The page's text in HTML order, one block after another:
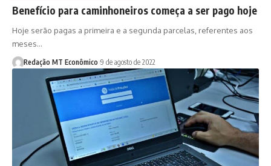
Benefício para caminhoneiros começa a ser pago hoje
Hoje serão pagas a primeira e a segunda parcelas, referentes aos
meses…
Redação MT Econômico 9 de agosto de 2022